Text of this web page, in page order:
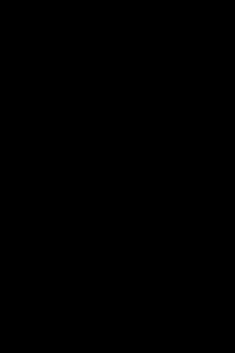
такси в Каховке
такси в Киверцах
такси в Киеве
такси в Килие
такси в Ковеле
такси в Коломые
такси в Конотопе
такси в Коростене